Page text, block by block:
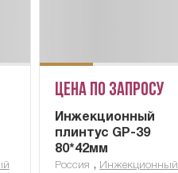
Цена по запросу
Инжекционный
плинтус GP-39
80*42мм
Россия , Инжекционный